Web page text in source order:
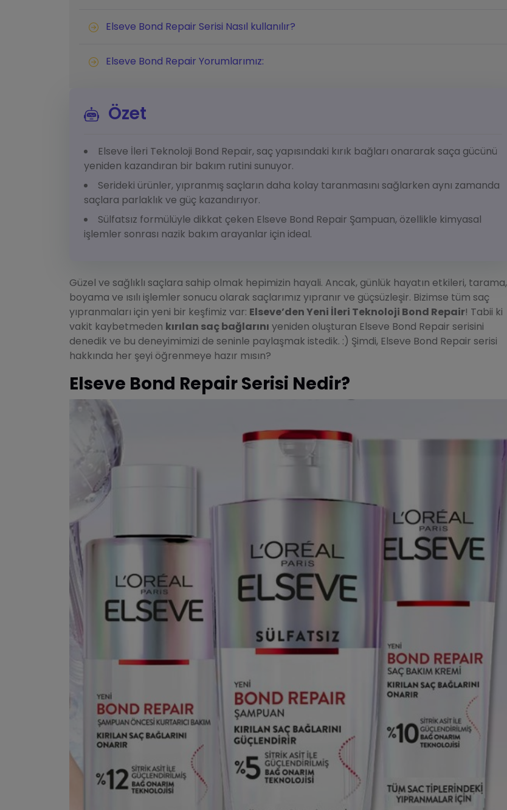
Elseve Bond Repair Serisi Nasıl kullanılır?
Elseve Bond Repair Yorumlarımız:
Özet
Elseve İleri Teknoloji Bond Repair, saç yapısındaki kırık bağları onararak saça gücünü
yeniden kazandıran bir bakım rutini sunuyor.
Serideki ürünler, yıpranmış saçların daha kolay taranmasını sağlarken aynı zamanda
saçlara parlaklık ve güç kazandırıyor.
Sülfatsız formülüyle dikkat çeken Elseve Bond Repair Şampuan, özellikle kimyasal
işlemler sonrası nazik bakım arayanlar için ideal.
Güzel ve sağlıklı saçlara sahip olmak hepimizin hayali. Ancak, günlük hayatın etkileri, tarama,
boyama ve ısılı işlemler sonucu olarak saçlarımız yıpranır ve güçsüzleşir. Bizimse tüm saç
yıpranmaları için yeni bir keşfimiz var: Elseve’den Yeni İleri Teknoloji Bond Repair! Tabii ki
vakit kaybetmeden kırılan saç bağlarını yeniden oluşturan Elseve Bond Repair serisini
denedik ve bu deneyimimizi de seninle paylaşmak istedik. :) Şimdi, Elseve Bond Repair serisi
hakkında her şeyi öğrenmeye hazır mısın?
Elseve Bond Repair Serisi Nedir?